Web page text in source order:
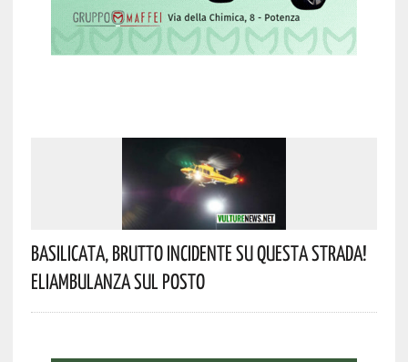
Basilicata, Brutto Incidente Su Questa Strada!
Eliambulanza Sul Posto